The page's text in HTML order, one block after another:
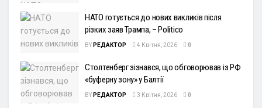
НАТО готується до нових викликів після
різких заяв Трампа, – Politico
BY РЕДАКТОР 4 Квітня, 2026 0
Столтенберг зізнався, що обговорював із РФ
«буферну зону» у Балтії
BY РЕДАКТОР 3 Квітня, 2026 0